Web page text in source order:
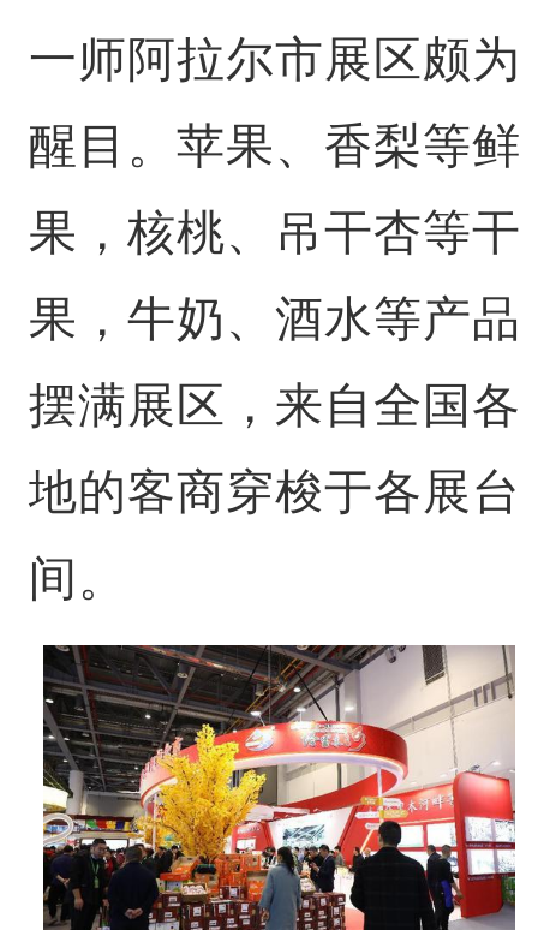
一师阿拉尔市展区颇为
醒目。苹果、香梨等鲜
果，核桃、吊干杏等干
果，牛奶、酒水等产品
摆满展区，来自全国各
地的客商穿梭于各展台
间。